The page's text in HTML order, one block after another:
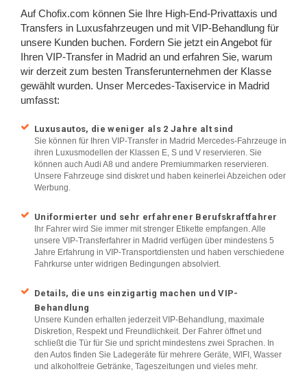
Auf Chofix.com können Sie Ihre High-End-Privattaxis und
Transfers in Luxusfahrzeugen und mit VIP-Behandlung für
unsere Kunden buchen. Fordern Sie jetzt ein Angebot für
Ihren VIP-Transfer in Madrid an und erfahren Sie, warum
wir derzeit zum besten Transferunternehmen der Klasse
gewählt wurden. Unser Mercedes-Taxiservice in Madrid
umfasst:
Luxusautos, die weniger als 2 Jahre alt sind
Sie können für Ihren VIP-Transfer in Madrid Mercedes-Fahrzeuge in
ihren Luxusmodellen der Klassen E, S und V reservieren. Sie
können auch Audi A8 und andere Premiummarken reservieren.
Unsere Fahrzeuge sind diskret und haben keinerlei Abzeichen oder
Werbung.
Uniformierter und sehr erfahrener Berufskraftfahrer
Ihr Fahrer wird Sie immer mit strenger Etikette empfangen. Alle
unsere VIP-Transferfahrer in Madrid verfügen über mindestens 5
Jahre Erfahrung in VIP-Transportdiensten und haben verschiedene
Fahrkurse unter widrigen Bedingungen absolviert.
Details, die uns einzigartig machen und VIP-
Behandlung
Unsere Kunden erhalten jederzeit VIP-Behandlung, maximale
Diskretion, Respekt und Freundlichkeit. Der Fahrer öffnet und
schließt die Tür für Sie und spricht mindestens zwei Sprachen. In
den Autos finden Sie Ladegeräte für mehrere Geräte, WIFI, Wasser
und alkoholfreie Getränke, Tageszeitungen und vieles mehr.